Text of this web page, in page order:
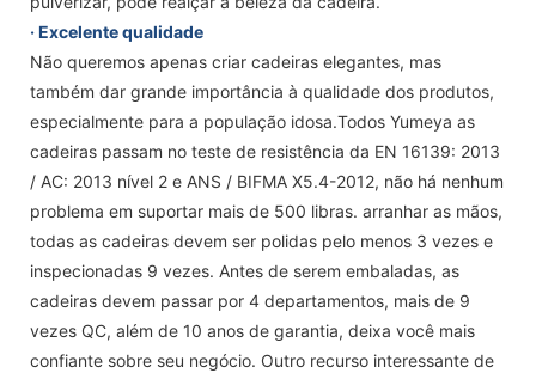
· Excelente qualidade
Não queremos apenas criar cadeiras elegantes, mas
também dar grande importância à qualidade dos produtos,
especialmente para a população idosa.Todos Yumeya as
cadeiras passam no teste de resistência da EN 16139: 2013
/ AC: 2013 nível 2 e ANS / BIFMA X5.4-2012, não há nenhum
problema em suportar mais de 500 libras. arranhar as mãos,
todas as cadeiras devem ser polidas pelo menos 3 vezes e
inspecionadas 9 vezes. Antes de serem embaladas, as
cadeiras devem passar por 4 departamentos, mais de 9
vezes QC, além de 10 anos de garantia, deixa você mais
confiante sobre seu negócio. Outro recurso interessante de